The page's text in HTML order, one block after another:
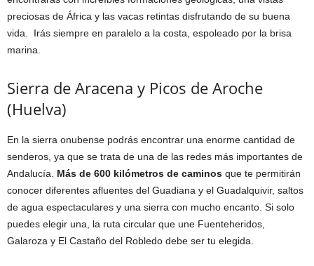
preciosas de África y las vacas retintas disfrutando de su buena
vida. Irás siempre en paralelo a la costa, espoleado por la brisa
marina.
Sierra de Aracena y Picos de Aroche
(Huelva)
En la sierra onubense podrás encontrar una enorme cantidad de
senderos, ya que se trata de una de las redes más importantes de
Andalucía. Más de 600 kilómetros de caminos que te permitirán
conocer diferentes afluentes del Guadiana y el Guadalquivir, saltos
de agua espectaculares y una sierra con mucho encanto. Si solo
puedes elegir una, la ruta circular que une Fuenteheridos,
Galaroza y El Castaño del Robledo debe ser tu elegida.